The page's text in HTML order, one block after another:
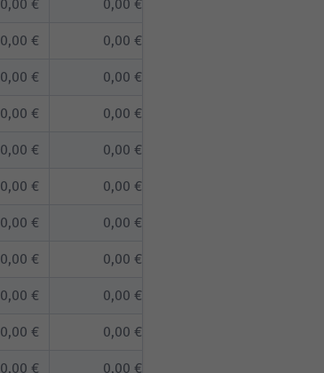
0,00 € 0,00 €
0,00 € 0,00 €
0,00 € 0,00 €
0,00 € 0,00 €
0,00 € 0,00 €
0,00 € 0,00 €
0,00 € 0,00 €
0,00 € 0,00 €
0,00 € 0,00 €
0,00 € 0,00 €
0,00 € 0,00 €